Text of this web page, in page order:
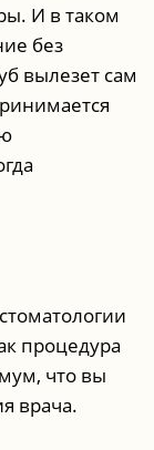
И в таком
без
вылезет сам
процедура
что вы
врача.